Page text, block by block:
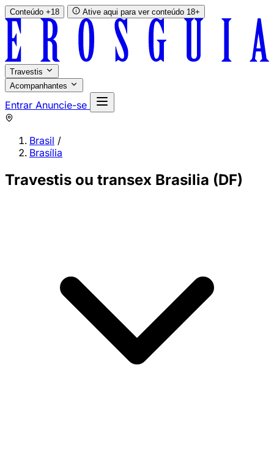
Conteúdo +18 Ative aqui para ver conteúdo 18+
Travestis
Acompanhantes
Entrar Anuncie-se
Brasil /
Brasília
Travestis ou transex Brasilia (DF)